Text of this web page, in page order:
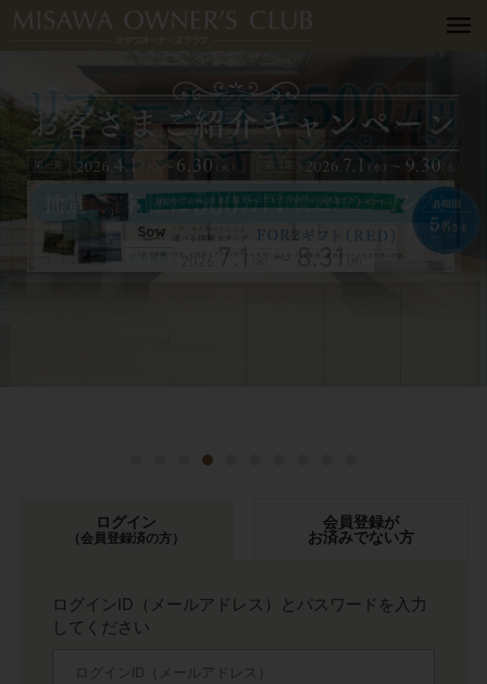
ログイン
（会員登録済の方）
会員登録が
お済みでない方
ログインID（メールアドレス）とパスワードを入力
してください